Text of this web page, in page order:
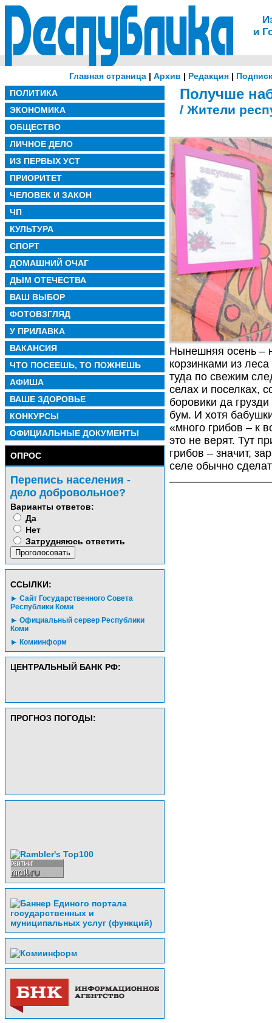
и
Главная страница| Архив | Редакция|
ПОЛИТИКА
ЭКОНОМИКА
ОБЩЕСТВО
ЛИЧНОЕ ДЕЛО
ИЗ ПЕРВЫХ УСТ
ПРИОРИТЕТ
ЧЕЛОВЕК И ЗАКОН
ЧП
КУЛЬТУРА
СПОРТ
ДОМАШНИЙ ОЧАГ
ДЫМ ОТЕЧЕСТВА
ВАШ ВЫБОР
ФОТОВЗГЛЯД
У ПРИЛАВКА
ВАКАНСИЯ
ЧТО ПОСЕЕШЬ, ТО ПОЖНЕШЬ
АФИША
ВАШЕ ЗДОРОВЬЕ
КОНКУРСЫ
ОФИЦИАЛЬНЫЕ ДОКУМЕНТЫ
ОПРОС
Перепись населения -
дело добровольное?
Варианты ответов:
Да
Нет
Затрудняюсь ответить
CСЫЛКИ:
Сайт Государственного Совета
Республики Коми
Официальный сервер Республики
Коми
Комиинформ
ЦЕНТРАЛЬНЫЙ БАНК РФ:
ПРОГНОЗ ПОГОДЫ:
Получше
/ Жители
Нынешняя осень –
корзинками из
туда по свежим
селах и поселках,
боровики да
бум. И хотя
«много грибов – к
это не верят. Тут
грибов – значит,
селе обычно